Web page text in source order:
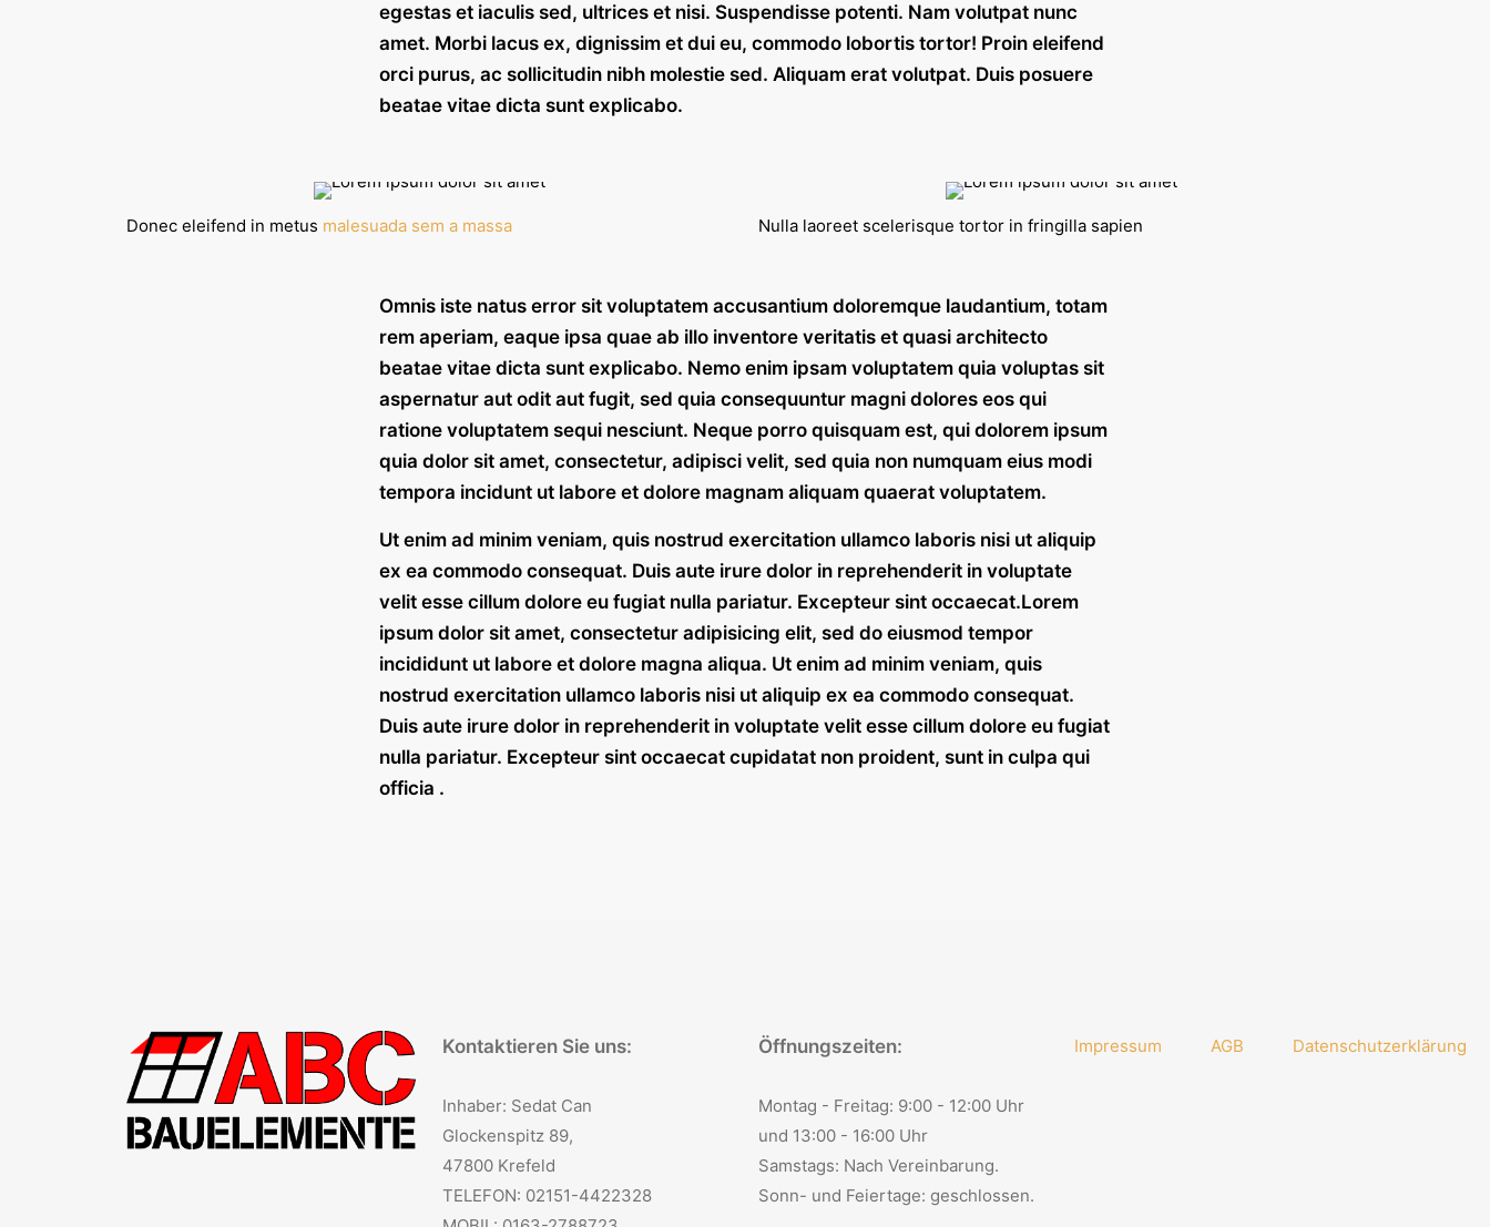
egestas et iaculis sed, ultrices et nisi. Suspendisse potenti. Nam volutpat nunc
amet. Morbi lacus ex, dignissim et dui eu, commodo lobortis tortor! Proin eleifend
orci purus, ac sollicitudin nibh molestie sed. Aliquam erat volutpat. Duis posuere
beatae vitae dicta sunt explicabo.
Donec eleifend in metus malesuada sem a massa Nulla laoreet scelerisque tortor in fringilla sapien
Omnis iste natus error sit voluptatem accusantium doloremque laudantium, totam
rem aperiam, eaque ipsa quae ab illo inventore veritatis et quasi architecto
beatae vitae dicta sunt explicabo. Nemo enim ipsam voluptatem quia voluptas sit
aspernatur aut odit aut fugit, sed quia consequuntur magni dolores eos qui
ratione voluptatem sequi nesciunt. Neque porro quisquam est, qui dolorem ipsum
quia dolor sit amet, consectetur, adipisci velit, sed quia non numquam eius modi
tempora incidunt ut labore et dolore magnam aliquam quaerat voluptatem.
Ut enim ad minim veniam, quis nostrud exercitation ullamco laboris nisi ut aliquip
ex ea commodo consequat. Duis aute irure dolor in reprehenderit in voluptate
velit esse cillum dolore eu fugiat nulla pariatur. Excepteur sint occaecat.Lorem
ipsum dolor sit amet, consectetur adipisicing elit, sed do eiusmod tempor
incididunt ut labore et dolore magna aliqua. Ut enim ad minim veniam, quis
nostrud exercitation ullamco laboris nisi ut aliquip ex ea commodo consequat.
Duis aute irure dolor in reprehenderit in voluptate velit esse cillum dolore eu fugiat
nulla pariatur. Excepteur sint occaecat cupidatat non proident, sunt in culpa qui
officia .
Kontaktieren Sie uns:
Inhaber: Sedat Can
Glockenspitz 89,
47800 Krefeld
TELEFON: 02151-4422328
Öffnungszeiten:
Montag - Freitag: 9:00 - 12:00 Uhr
und 13:00 - 16:00 Uhr
Samstags: Nach Vereinbarung.
Sonn- und Feiertage: geschlossen.
Impressum AGB Datenschutzerklärung